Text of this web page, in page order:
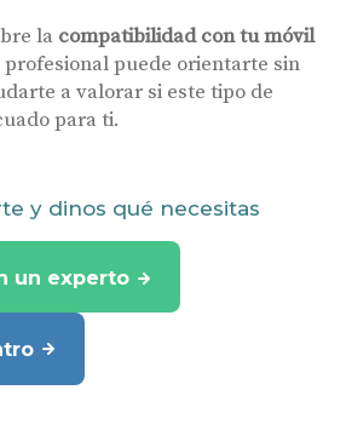
la compatibilidad con tu móvil
profesional puede orientarte sin
a valorar si este tipo de
para ti.
y dinos qué necesitas
un experto